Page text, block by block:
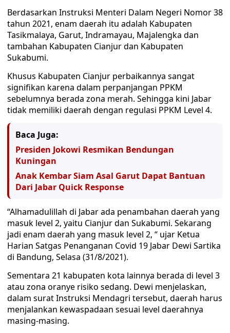
Berdasarkan Instruksi Menteri Dalam Negeri Nomor 38
tahun 2021, enam daerah itu adalah Kabupaten
Tasikmalaya, Garut, Indramayau, Majalengka dan
tambahan Kabupaten Cianjur dan Kabupaten
Sukabumi.
Khusus Kabupaten Cianjur perbaikannya sangat
signifikan karena dalam perpanjangan PPKM
sebelumnya berada zona merah. Sehingga kini Jabar
tidak memiliki daerah dengan regulasi PPKM Level 4.
Baca Juga:
Presiden Jokowi Resmikan Bendungan
Kuningan
Anak Kembar Siam Asal Garut Dapat Bantuan
Dari Jabar Quick Response
“Alhamadulillah di Jabar ada penambahan daerah yang
masuk level 2, yaitu Cianjur dan Sukabumi. Sekarang
jadi enam daerah yang masuk level 2, “ ujar Ketua
Harian Satgas Penanganan Covid 19 Jabar Dewi Sartika
di Bandung, Selasa (31/8/2021).
Sementara 21 kabupaten kota lainnya berada di level 3
atau zona oranye risiko sedang. Dewi menjelaskan,
dalam surat Instruksi Mendagri tersebut, daerah harus
menjalankan kewaspadaan sesuai level daerahnya
masing-masing.